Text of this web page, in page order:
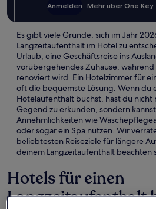
Anmelden Mehr über One
Es gibt viele Gründe, sich im Jahr
Langzeitaufenthalt im Hotel zu
Urlaub, eine Geschäftsreise ins
vorübergehendes Zuhause,
renoviert wird. Ein Hotelzimmer für
oft die bequemste Lösung. Wenn du
Hotelaufenthalt buchst, hast du nicht
Gegend zu erkunden, sondern
Annehmlichkeiten wie
oder sogar ein Spa nutzen. Wir
beliebtesten Reiseziele für längere
deinem Langzeitaufenthalt beachten
Hotels für einen
Langzeitaufenthalt